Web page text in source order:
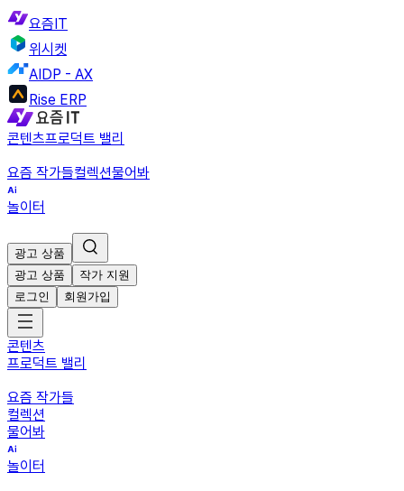
요즘IT
위시켓
AIDP - AX
Rise ERP
콘텐츠프로덕트 밸리
요즘 작가들컬렉션물어봐
놀이터
광고 상품
광고 상품
작가 지원
로그인
회원가입
콘텐츠
프로덕트 밸리
요즘 작가들
컬렉션
물어봐
놀이터